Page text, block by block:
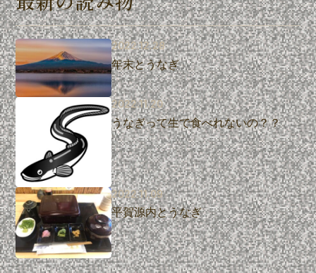
2022.12.28
年末とうなぎ
2022.11.20
うなぎって生で食べれないの？？
2022.11.09
平賀源内とうなぎ